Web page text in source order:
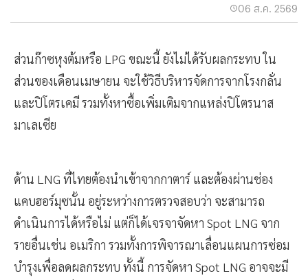
06 ส.ค. 2569
ส่วนก๊าซหุงต้มหรือ LPG ขณะนี้ ยังไม่ได้รับผลกระทบ ใน
ส่วนของเดือนเมษายน จะใช้วิธีบริหารจัดการจากโรงกลั่น
และปิโตรเคมี รวมทั้งหาซื้อเพิ่มเติมจากแหล่งปิโตรนาส
มาเลเซีย
ด้าน LNG ที่ไทยต้องนำเข้าจากกาตาร์ และต้องผ่านช่อง
แคบฮอร์มุซนั้น อยู่ระหว่างการตรวจสอบว่า จะสามารถ
ดำเนินการได้หรือไม่ แต่ก็ได้เจรจาจัดหา Spot LNG จาก
รายอื่นเช่น อเมริกา รวมทั้งการพิจารณาเลื่อนแผนการซ่อม
บำรุงเพื่อลดผลกระทบ ทั้งนี้ การจัดหา Spot LNG อาจจะมี